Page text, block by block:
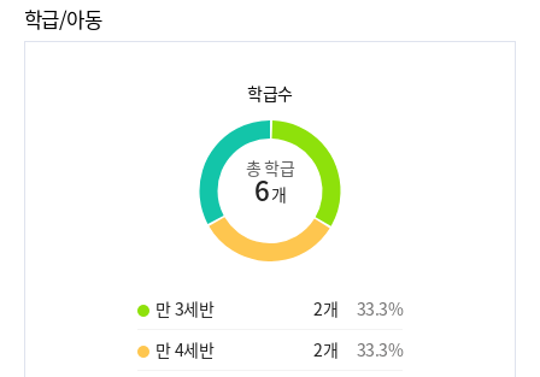
학급/아동
학급수
총 학급
6개
만 3세반 2개 33.3%
만 4세반
2개 33.3%